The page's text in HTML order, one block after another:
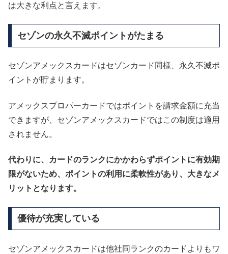
は大きな利点と言えます。
セゾンの永久不滅ポイントがたまる
セゾンアメックスカードはセゾンカード同様、永久不滅ポ
イントが貯まります。
アメックスプロパーカードではポイントを請求金額に充当
できますが、セゾンアメックスカードではこの制度は適用
されません。
代わりに、カードのランクにかかわらずポイントに有効期
限がないため、ポイントの利用に柔軟性があり、大きなメ
リットとなります。
優待が充実している
セゾンアメックスカードは他社同ランクのカードよりもワ